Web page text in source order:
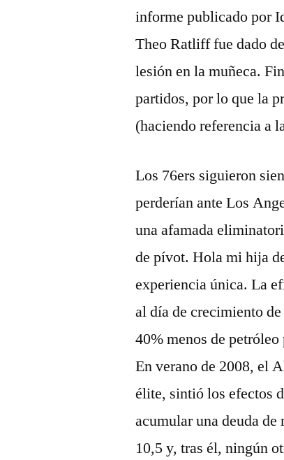
informe publicado por
Theo Ratliff fue dado
lesión en la muñeca.
partidos, por lo que la
(haciendo referencia a
Los 76ers siguieron
perderían ante Los
una afamada
de pívot. Hola mi hija
experiencia única. La
al día de crecimiento
40% menos de
En verano de 2008, el
élite, sintió los efectos
acumular una deuda
10,5 y, tras él, ningún